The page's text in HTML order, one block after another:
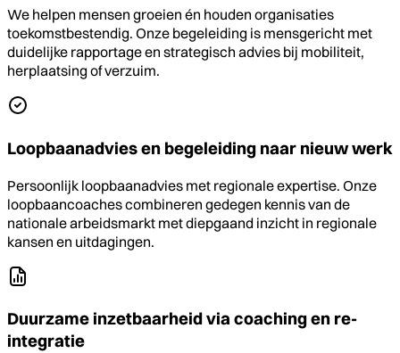
We helpen mensen groeien én houden organisaties
toekomstbestendig. Onze begeleiding is mensgericht met
duidelijke rapportage en strategisch advies bij mobiliteit,
herplaatsing of verzuim.
Loopbaanadvies en begeleiding naar nieuw werk
Persoonlijk loopbaanadvies met regionale expertise. Onze
loopbaancoaches combineren gedegen kennis van de
nationale arbeidsmarkt met diepgaand inzicht in regionale
kansen en uitdagingen.
Duurzame inzetbaarheid via coaching en re-
integratie